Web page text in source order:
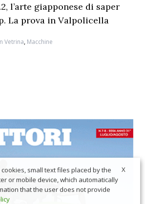
l’arte giapponese di saper
La prova in Valpolicella
Vetrina, Macchine
X
small text files placed by the
or mobile device, which automatically
that the user does not provide